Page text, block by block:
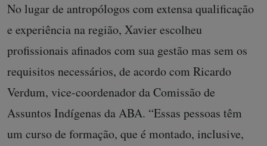
No lugar de antropólogos com extensa qualificação
e experiência na região, Xavier escolheu
profissionais afinados com sua gestão mas sem os
requisitos necessários, de acordo com Ricardo
Verdum, vice-coordenador da Comissão de
Assuntos Indígenas da ABA. “Essas pessoas têm
um curso de formação, que é montado, inclusive,